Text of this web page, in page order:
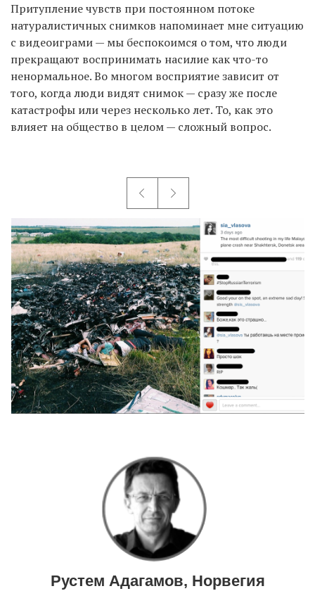
Притупление чувств при постоянном потоке
натуралистичных снимков напоминает мне ситуацию
с видеоиграми — мы беспокоимся о том, что люди
прекращают воспринимать насилие как что-то
ненормальное. Во многом восприятие зависит от
того, когда люди видят снимок — сразу же после
катастрофы или через несколько лет. То, как это
влияет на общество в целом — сложный вопрос.
Рустем Адагамов, Норвегия